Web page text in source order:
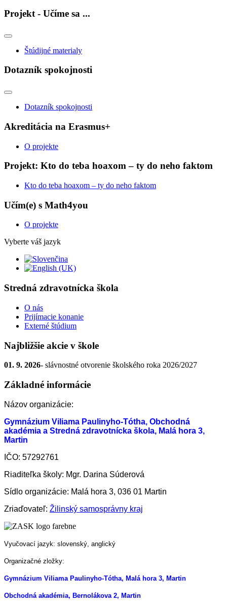
Projekt - Učíme sa ...
Štúdijné materialy
Dotazník spokojnosti
Dotazník spokojnosti
Akreditácia na Erasmus+
O projekte
Projekt: Kto do teba hoaxom – ty do neho faktom
Kto do teba hoaxom – ty do neho faktom
Učím(e) s Math4you
O projekte
Vyberte váš jazyk
Stredná zdravotnícka škola
O nás
Prijímacie konanie
Externé štúdium
Najbližšie akcie v škole
01. 9. 2026- slávnostné otvorenie školského roka 2026/2027
Základné informácie
Názov organizácie:
Gymnázium Viliama Paulinyho-Tótha, Obchodná
akadémia a Stredná zdravotnícka škola, Malá hora 3,
Martin
IČO: 57292761
Riaditeľka školy: Mgr. Darina Súderová
Sídlo organizácie: Malá hora 3, 036 01 Martin
Zriaďovateľ: Žilinský samosprávny kraj
Vyučovací jazyk: slovenský, anglický
Organizačné zložky:
Gymnázium Viliama Paulinyho-Tótha, Malá hora 3, Martin
Obchodná akadémia, Bernolákova 2, Martin